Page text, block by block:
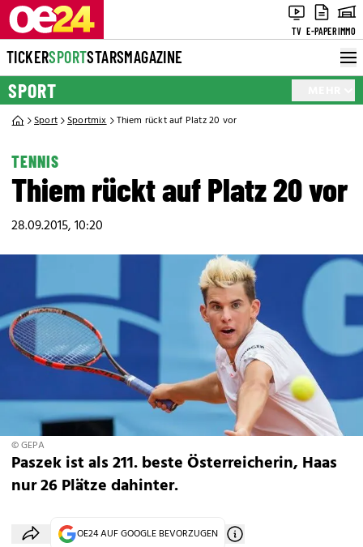
TV E-PAPERIMMO
TICKERSPORTSTARSMAGAZINE
SPORT
Sport Sportmix Thiem rückt auf Platz 20 vor
TENNIS
Thiem rückt auf Platz 20 vor
28.09.2015, 10:20
© GEPA
Paszek ist als 211. beste Österreicherin, Haas
nur 26 Plätze dahinter.
OE24 AUF GOOGLE BEVORZUGEN